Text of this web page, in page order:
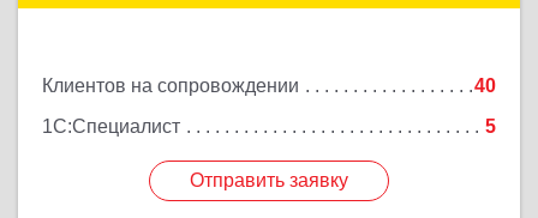
Клиентов на сопровождении
40
1С:Специалист
5
Отправить заявку
Подробнее
Отправить заявку